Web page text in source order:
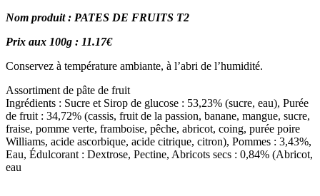
Nom produit : PATES DE FRUITS T2
Prix aux 100g : 11.17€
Conservez à température ambiante, à l’abri de l’humidité.
Assortiment de pâte de fruit
Ingrédients : Sucre et Sirop de glucose : 53,23% (sucre, eau), Purée
de fruit : 34,72% (cassis, fruit de la passion, banane, mangue, sucre,
fraise, pomme verte, framboise, pêche, abricot, coing, purée poire
Williams, acide ascorbique, acide citrique, citron), Pommes : 3,43%,
Eau, Édulcorant : Dextrose, Pectine, Abricots secs : 0,84% (Abricot,
eau